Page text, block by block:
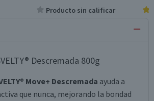
Producto sin calificar
Descremada 800g
Move+ Descremada ayuda a
que nunca, mejorando la bondad